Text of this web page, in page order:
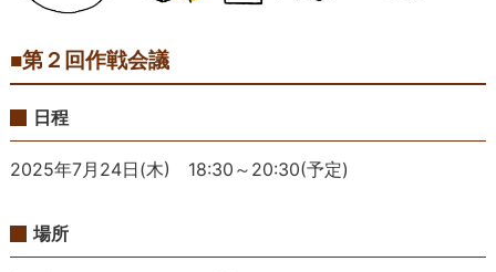
■第２回作戦会議
日程
2025年7月24日(木) 18:30～20:30(予定)
場所